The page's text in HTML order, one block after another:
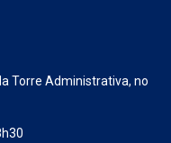
Torre Administrativa, no